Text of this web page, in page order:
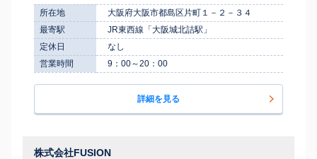
所在地
大阪府大阪市都島区片町１－２－３４
最寄駅
JR東西線「大阪城北詰駅」
定休日
なし
営業時間
9：00～20：00
詳細を見る
株式会社FUSION